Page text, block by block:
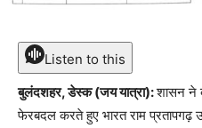
Listen to this
बुलंदशहर, डेस्क (जय यात्रा):शासन ने
फेरबदल करते हुए भारत राम प्रतापगढ़